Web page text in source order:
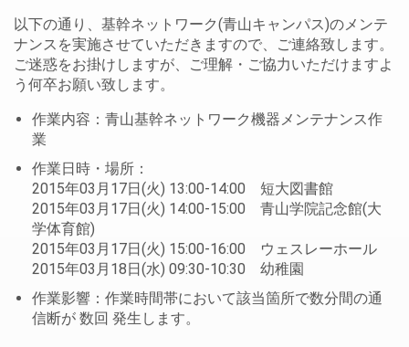
以下の通り、基幹ネットワーク(青山キャンパス)のメンテ
ナンスを実施させていただきますので、ご連絡致します。
ご迷惑をお掛けしますが、ご理解・ご協力いただけますよ
う何卒お願い致します。
作業内容：青山基幹ネットワーク機器メンテナンス作
業
作業日時・場所：
2015年03月17日(火) 13:00-14:00 短大図書館
2015年03月17日(火) 14:00-15:00 青山学院記念館(大
学体育館)
2015年03月17日(火) 15:00-16:00 ウェスレーホール
2015年03月18日(水) 09:30-10:30 幼稚園
作業影響：作業時間帯において該当箇所で数分間の通
信断が 数回 発生します。